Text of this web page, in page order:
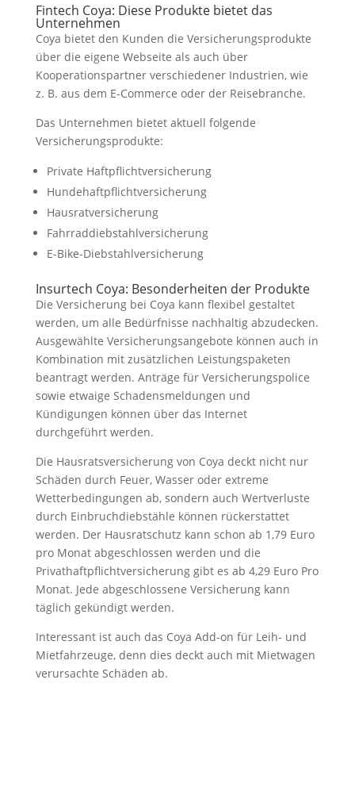
Fintech Coya: Diese Produkte bietet das
Unternehmen
Coya bietet den Kunden die Versicherungsprodukte
über die eigene Webseite als auch über
Kooperationspartner verschiedener Industrien, wie
z. B. aus dem E-Commerce oder der Reisebranche.
Das Unternehmen bietet aktuell folgende
Versicherungsprodukte:
Private Haftpflichtversicherung
Hundehaftpflichtversicherung
Hausratversicherung
Fahrraddiebstahlversicherung
E-Bike-Diebstahlversicherung
Insurtech Coya: Besonderheiten der Produkte
Die Versicherung bei Coya kann flexibel gestaltet
werden, um alle Bedürfnisse nachhaltig abzudecken.
Ausgewählte Versicherungsangebote können auch in
Kombination mit zusätzlichen Leistungspaketen
beantragt werden. Anträge für Versicherungspolice
sowie etwaige Schadensmeldungen und
Kündigungen können über das Internet
durchgeführt werden.
Die Hausratsversicherung von Coya deckt nicht nur
Schäden durch Feuer, Wasser oder extreme
Wetterbedingungen ab, sondern auch Wertverluste
durch Einbruchdiebstähle können rückerstattet
werden. Der Hausratschutz kann schon ab 1,79 Euro
pro Monat abgeschlossen werden und die
Privathaftpflichtversicherung gibt es ab 4,29 Euro Pro
Monat. Jede abgeschlossene Versicherung kann
täglich gekündigt werden.
Interessant ist auch das Coya Add-on für Leih- und
Mietfahrzeuge, denn dies deckt auch mit Mietwagen
verursachte Schäden ab.